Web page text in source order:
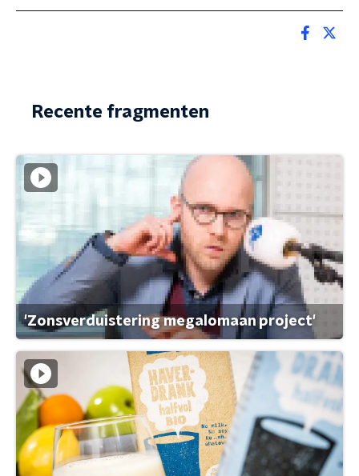
Recente fragmenten
'Zonsverduistering megalomaan project'